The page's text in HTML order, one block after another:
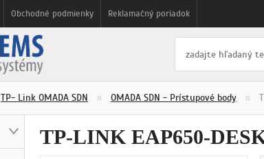
Obchodné podmienky Reklamačný poriadok
TP- Link OMADA SDN OMADA SDN - Prístupové body
TP-LINK EAP650-